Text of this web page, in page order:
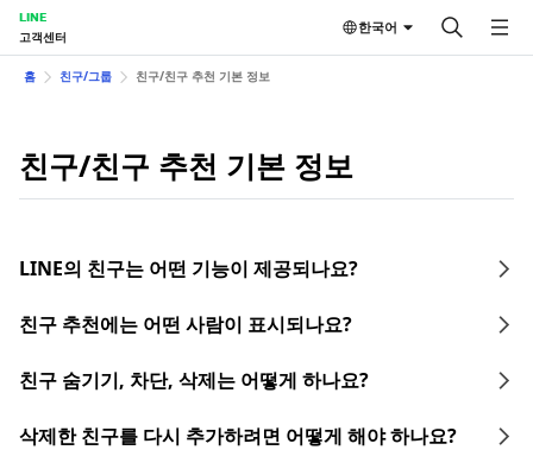
LINE
고객센터
한국어
홈 친구/그룹 친구/친구 추천 기본 정보
친구/친구 추천 기본 정보
LINE의 친구는 어떤 기능이 제공되나요?
친구 추천에는 어떤 사람이 표시되나요?
친구 숨기기, 차단, 삭제는 어떻게 하나요?
삭제한 친구를 다시 추가하려면 어떻게 해야 하나요?